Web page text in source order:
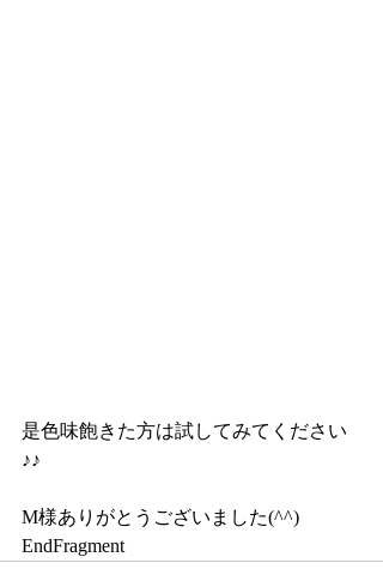
是色味飽きた方は試してみてください
♪♪
M様ありがとうございました(^^)
EndFragment